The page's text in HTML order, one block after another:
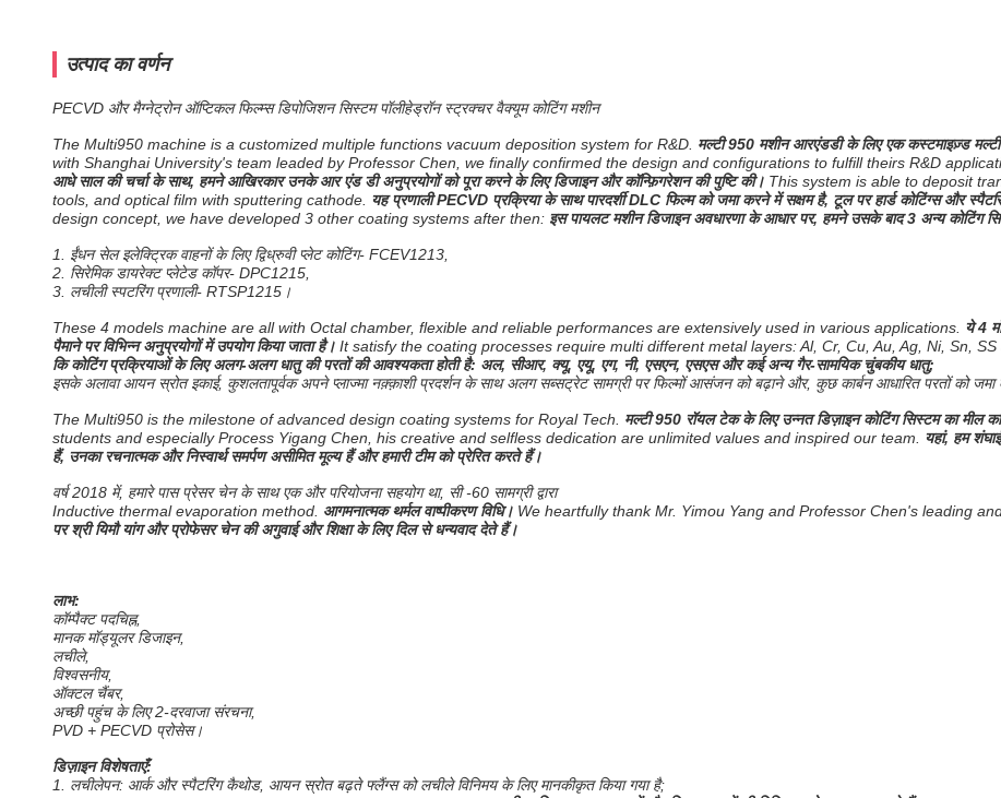
उत्पाद का वर्णन
PECVD और मैग्नेट्रोन ऑप्टिकल फिल्म्स डिपोजिशन सिस्टम पॉलीहेड्रॉन स्ट्रक्चर वैक्यूम कोटिंग मशीन
The Multi950 machine is a customized multiple functions vacuum deposition system for R&D. मल्टी 950 मशीन आरएंडडी के लिए एक कस्टमाइज़्ड
with Shanghai University's team leaded by Professor Chen, we finally confirmed the design and configurations to fulfill theirs R&D
आधे साल की चर्चा के साथ, हमने आखिरकार उनके आर एंड डी अनुप्रयोगों को पूरा करने के लिए डिजाइन और कॉन्फ़िगरेशन की पुष्टि की। This system is able to deposit
tools, and optical film with sputtering cathode. यह प्रणाली PECVD प्रक्रिया के साथ पारदर्शी DLC फिल्म को जमा करने में सक्षम है, टूल पर हार्ड कोटिंग्स और
design concept, we have developed 3 other coating systems after then: इस पायलट मशीन डिजाइन अवधारणा के आधार पर, हमने उसके बाद 3 अन्य कोटिंग
1. ईंधन सेल इलेक्ट्रिक वाहनों के लिए द्विध्रुवी प्लेट कोटिंग- FCEV1213,
2. सिरेमिक डायरेक्ट प्लेटेड कॉपर- DPC1215,
3. लचीली स्पटरिंग प्रणाली- RTSP1215।
These 4 models machine are all with Octal chamber, flexible and reliable performances are extensively used in various applications. ये 4
पैमाने पर विभिन्न अनुप्रयोगों में उपयोग किया जाता है। It satisfy the coating processes require multi different metal layers: Al, Cr, Cu, Au, Ag, Ni, Sn,
कि कोटिंग प्रक्रियाओं के लिए अलग-अलग धातु की परतों की आवश्यकता होती है: अल, सीआर, क्यू, एयू, एग, नी, एसएन, एसएस और कई अन्य गैर-सामयिक चुंबकीय धातु;
इसके अलावा आयन स्रोत इकाई, कुशलतापूर्वक अपने प्लाज्मा नक़्क़ाशी प्रदर्शन के साथ अलग सब्सट्रेट सामग्री पर फिल्मों आसंजन को बढ़ाने और, कुछ कार्बन आधारित परतों को
The Multi950 is the milestone of advanced design coating systems for Royal Tech. मल्टी 950 रॉयल टेक के लिए उन्नत डिज़ाइन कोटिंग सिस्टम का मील
students and especially Process Yigang Chen, his creative and selfless dedication are unlimited values and inspired our team.
यहां, हम
हैं, उनका रचनात्मक और निस्वार्थ समर्पण असीमित मूल्य हैं और हमारी टीम को प्रेरित करते हैं।
वर्ष 2018 में, हमारे पास प्रेसर चेन के साथ एक और परियोजना सहयोग था, सी -60 सामग्री द्वारा
Inductive thermal evaporation method. आगमनात्मक थर्मल वाष्पीकरण विधि। We heartfully thank Mr. Yimou Yang and Professor Chen's leading
पर श्री यिमौ यांग और प्रोफेसर चेन की अगुवाई और शिक्षा के लिए दिल से धन्यवाद देते हैं।
लाभ:
कॉम्पैक्ट पदचिह्न,
मानक मॉड्यूलर डिजाइन,
लचीले,
विश्वसनीय,
ऑक्टल चैंबर,
अच्छी पहुंच के लिए 2-दरवाजा संरचना,
PVD + PECVD प्रोसेस।
डिज़ाइन विशेषताएँ:
1. लचीलेपन: आर्क और स्पैटरिंग कैथोड, आयन स्रोत बढ़ते फ्लैंग्स को लचीले विनिमय के लिए मानकीकृत किया गया है;